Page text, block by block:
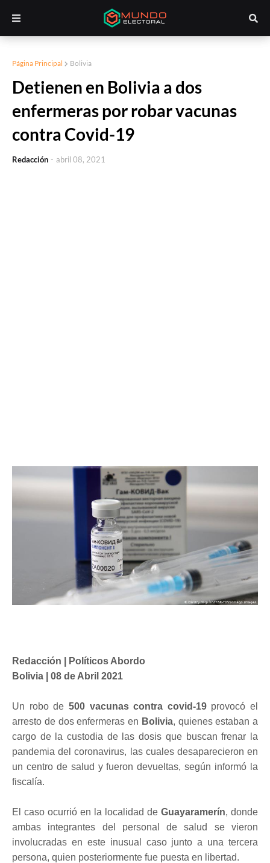
Página Principal Bolivia
Detienen en Bolivia a dos
enfermeras por robar vacunas
contra Covid-19
Redacción - abril 08, 2021
Redacción | Políticos Abordo
Bolivia | 08 de Abril 2021
Un robo de 500 vacunas contra covid-19provocó el
arresto de dos enfermeras en Bolivia, quienes estaban a
cargo de la custodia de las dosis que buscan frenar la
pandemia del coronavirus, las cuales desaparecieron en
un centro de salud y fueron devueltas, según informó la
fiscalía.
El caso ocurrió en la localidad de Guayaramerín, donde
ambas integrantes del personal de salud se vieron
involucradas en este inusual caso junto a una tercera
persona, quien posteriormente fue puesta en libertad.